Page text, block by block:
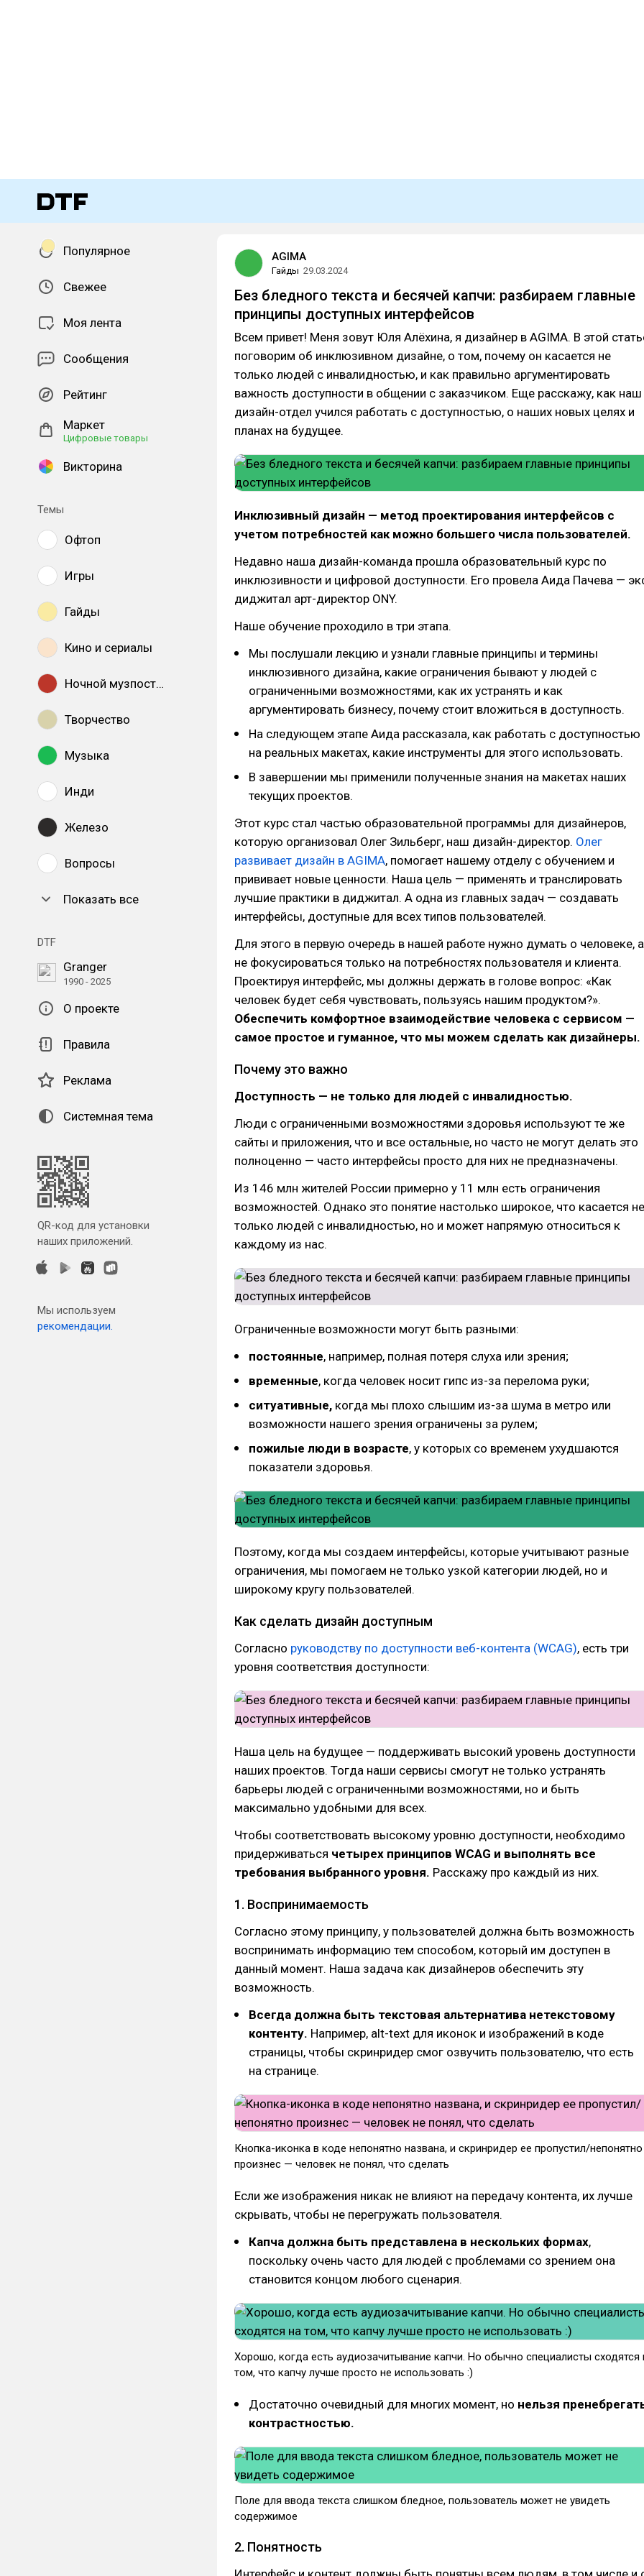
Популярное
Свежее
Моя лента
Сообщения
Рейтинг
Маркет
Цифровые товары
Викторина
Темы
Офтоп
Игры
Гайды
Кино и сериалы
Ночной музпостинг
Творчество
Музыка
Инди
Железо
Вопросы
Показать все
DTF
Granger
1990 - 2025
О проекте
Правила
Реклама
Системная тема
QR-код для установки
наших приложений.
Мы используем
рекомендации.
AGIMA
Гайды 29.03.2024
Без бледного текста и бесячей капчи: разбираем главные
принципы доступных интерфейсов
Всем привет! Меня зовут Юля Алёхина, я дизайнер в AGIMA. В этой
поговорим об инклюзивном дизайне, о том, почему он касается не
только людей с инвалидностью, и как правильно аргументировать
важность доступности в общении с заказчиком. Еще расскажу, как наш
дизайн-отдел учился работать с доступностью, о наших новых целях и
планах на будущее.
Инклюзивный дизайн — метод проектирования интерфейсов с
учетом потребностей как можно большего числа пользователей.
Недавно наша дизайн-команда прошла образовательный курс по
инклюзивности и цифровой доступности. Его провела Аида Пачева —
диджитал арт-директор ONY.
Наше обучение проходило в три этапа.
Мы послушали лекцию и узнали главные принципы и термины
инклюзивного дизайна, какие ограничения бывают у людей с
ограниченными возможностями, как их устранять и как
аргументировать бизнесу, почему стоит вложиться в доступность.
На следующем этапе Аида рассказала, как работать с доступностью
на реальных макетах, какие инструменты для этого использовать.
В завершении мы применили полученные знания на макетах наших
текущих проектов.
Этот курс стал частью образовательной программы для дизайнеров,
которую организовал Олег Зильберг, наш дизайн-директор. Олег
развивает дизайн в AGIMA, помогает нашему отделу с обучением и
прививает новые ценности. Наша цель — применять и транслировать
лучшие практики в диджитал. А одна из главных задач — создавать
интерфейсы, доступные для всех типов пользователей.
Для этого в первую очередь в нашей работе нужно думать о человеке, а
не фокусироваться только на потребностях пользователя и клиента.
Проектируя интерфейс, мы должны держать в голове вопрос: «Как
человек будет себя чувствовать, пользуясь нашим продуктом?».
Обеспечить комфортное взаимодействие человека с сервисом —
самое простое и гуманное, что мы можем сделать как дизайнеры.
Почему это важно
Доступность — не только для людей с инвалидностью.
Люди с ограниченными возможностями здоровья используют те же
сайты и приложения, что и все остальные, но часто не могут делать это
полноценно — часто интерфейсы просто для них не предназначены.
Из 146 млн жителей России примерно у 11 млн есть ограничения
возможностей. Однако это понятие настолько широкое, что касается не
только людей с инвалидностью, но и может напрямую относиться к
каждому из нас.
Ограниченные возможности могут быть разными:
постоянные, например, полная потеря слуха или зрения;
временные, когда человек носит гипс из-за перелома руки;
ситуативные, когда мы плохо слышим из-за шума в метро или
возможности нашего зрения ограничены за рулем;
пожилые люди в возрасте, у которых со временем ухудшаются
показатели здоровья.
Поэтому, когда мы создаем интерфейсы, которые учитывают разные
ограничения, мы помогаем не только узкой категории людей, но и
широкому кругу пользователей.
Как сделать дизайн доступным
Согласно руководству по доступности веб-контента (WCAG), есть три
уровня соответствия доступности:
Наша цель на будущее — поддерживать высокий уровень доступности
наших проектов. Тогда наши сервисы смогут не только устранять
барьеры людей с ограниченными возможностями, но и быть
максимально удобными для всех.
Чтобы соответствовать высокому уровню доступности, необходимо
придерживаться четырех принципов WCAG и выполнять все
требования выбранного уровня. Расскажу про каждый из них.
1. Воспринимаемость
Согласно этому принципу, у пользователей должна быть возможность
воспринимать информацию тем способом, который им доступен в
данный момент. Наша задача как дизайнеров обеспечить эту
возможность.
Всегда должна быть текстовая альтернатива нетекстовому
контенту. Например, alt-text для иконок и изображений в коде
страницы, чтобы скринридер смог озвучить пользователю, что есть
на странице.
Кнопка-иконка в коде непонятно названа, и скринридер ее пропустил/непонятно
произнес — человек не понял, что сделать
Если же изображения никак не влияют на передачу контента, их лучше
скрывать, чтобы не перегружать пользователя.
Капча должна быть представлена в нескольких формах,
поскольку очень часто для людей с проблемами со зрением она
становится концом любого сценария.
Хорошо, когда есть аудиозачитывание капчи. Но обычно специалисты сходятся
том, что капчу лучше просто не использовать :)
Достаточно очевидный для многих момент, но нельзя
контрастностью.
Поле для ввода текста слишком бледное, пользователь может не увидеть
содержимое
2. Понятность